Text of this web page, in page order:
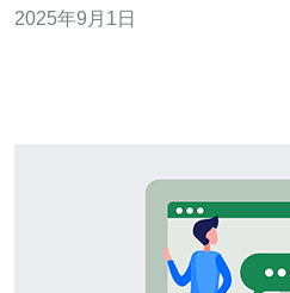
比，轻量云服务器通常具备更高
2025年9月1日